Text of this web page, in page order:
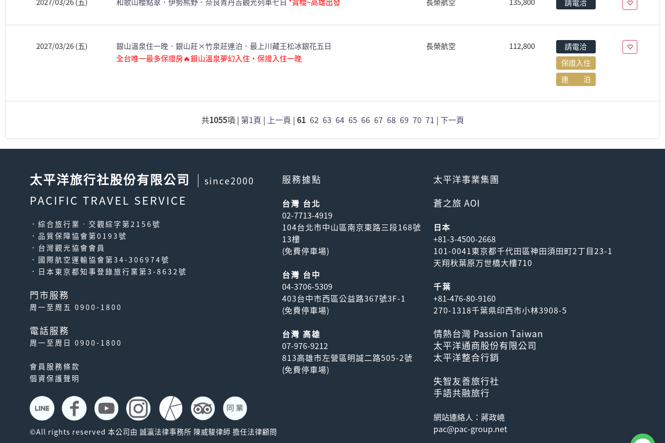
請電洽
2027/03/26 (五)
銀山溫泉住一晚．銀山莊×竹泉莊連泊．最上川藏王松冰銀花五日
全台唯一最多保證房🔥銀山溫泉夢幻入住・保證入住一晚
長榮航空 112,800
請電洽
保證入住
連 泊
共1055項 | 第1頁 | 上一頁 | 61 62 63 64 65 66 67 68 69 70 71 | 下一頁
太平洋旅行社股份有限公司 since2000
PACIFIC TRAVEL SERVICE
．綜合旅行業‧交觀綜字第2156號
．品質保障協會第0193號
．台灣觀光協會會員
．國際航空運輸協會第34-306974號
．日本東京都知事登錄旅行業第3-8632號
門市服務
周一至周五 0900-1800
電話服務
周一至周日 0900-1800
會員服務條款
個資保護聲明
©All rights reserved 本公司由 誠瀛法律事務所 陳威駿律師 擔任法律顧問
服務據點
台灣 台北
02-7713-4919
104台北市中山區南京東路三段168號
13樓
(免費停車場)
台灣 台中
04-3706-5309
403台中市西區公益路367號3F-1
(免費停車場)
台灣 高雄
07-976-9212
813高雄市左營區明誠二路505-2號
(免費停車場)
太平洋事業集團
蒼之旅 AOI
日本
+81-3-4500-2668
101-0041東京都千代田區神田須田町2丁目23-1
天翔秋葉原万世橋大樓710
千葉
+81-476-80-9160
270-1318千葉県印西市小林3908-5
情熱台灣 Passion Taiwan
太平洋通商股份有限公司
太平洋整合行銷
失智友善旅行社
手語共融旅行
網站連絡人：蔣政嶢
pac@pac-group.net